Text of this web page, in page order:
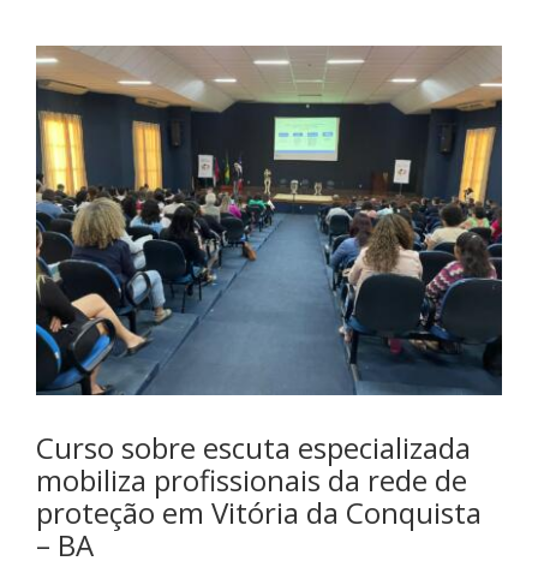
Curso sobre escuta especializada
mobiliza profissionais da rede de
proteção em Vitória da Conquista
– BA